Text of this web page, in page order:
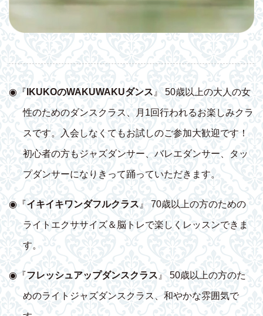
◉『 IKUKOのWAKUWAKUダンス 』 50歳以上の大人の女
性のためのダンスクラス、月1回行われるお楽しみクラ
スです。入会しなくてもお試しのご参加大歓迎です！
初心者の方もジャズダンサー、バレエダンサー、タッ
プダンサーになりきって踊っていただきます。
◉『イキイキワンダフルクラス 』 70歳以上の方のための
ライトエクササイズ＆脳トレで楽しくレッスンできま
す。
◉『フレッシュアップダンスクラス』 50歳以上の方のた
めのライトジャズダンスクラス、和やかな雰囲気で